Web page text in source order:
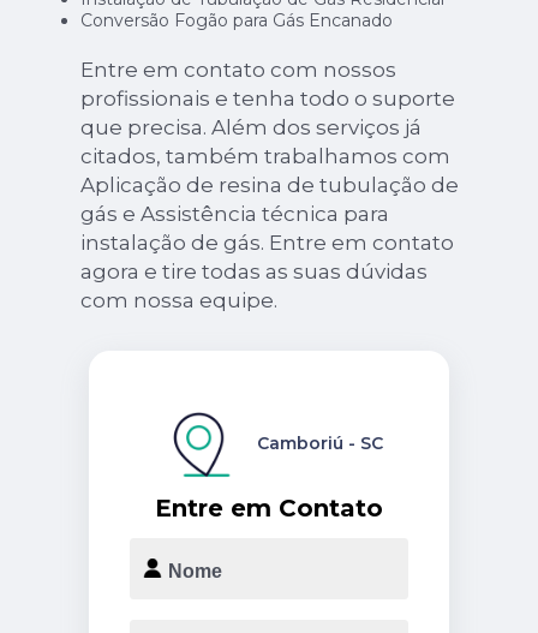
Conversão Fogão para Gás Encanado
Entre em contato com nossos
profissionais e tenha todo o suporte
que precisa. Além dos serviços já
citados, também trabalhamos com
Aplicação de resina de tubulação de
gás e Assistência técnica para
instalação de gás. Entre em contato
agora e tire todas as suas dúvidas
com nossa equipe.
Entre em Contato
Camboriú - SC